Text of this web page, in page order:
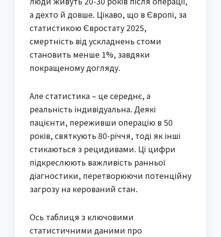
а дехто й довше. Цікаво, що в Європі, за
статистикою Євростату 2025,
смертність від ускладнень стоми
становить менше 1%, завдяки
покращеному догляду.
Але статистика – це середнє, а
реальність індивідуальна. Деякі
пацієнти, переживши операцію в 50
років, святкують 80-річчя, тоді як інші
стикаються з рецидивами. Ці цифри
підкреслюють важливість ранньої
діагностики, перетворюючи потенційну
загрозу на керований стан.
Ось таблиця з ключовими
статистичними даними про